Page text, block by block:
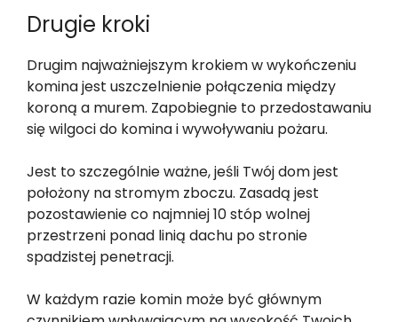
Drugie kroki
Drugim najważniejszym krokiem w wykończeniu
komina jest uszczelnienie połączenia między
koroną a murem. Zapobiegnie to przedostawaniu
się wilgoci do komina i wywoływaniu pożaru.
Jest to szczególnie ważne, jeśli Twój dom jest
położony na stromym zboczu. Zasadą jest
pozostawienie co najmniej 10 stóp wolnej
przestrzeni ponad linią dachu po stronie
spadzistej penetracji.
W każdym razie komin może być głównym